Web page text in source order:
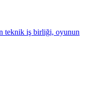
teknik iş birliği, oyunun